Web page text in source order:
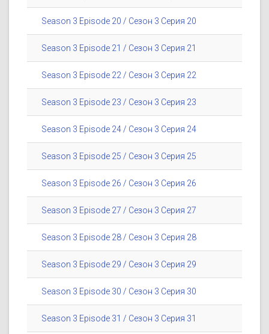
Season 3 Episode 20 / Сезон 3 Серия 20
Season 3 Episode 21 / Сезон 3 Серия 21
Season 3 Episode 22 / Сезон 3 Серия 22
Season 3 Episode 23 / Сезон 3 Серия 23
Season 3 Episode 24 / Сезон 3 Серия 24
Season 3 Episode 25 / Сезон 3 Серия 25
Season 3 Episode 26 / Сезон 3 Серия 26
Season 3 Episode 27 / Сезон 3 Серия 27
Season 3 Episode 28 / Сезон 3 Серия 28
Season 3 Episode 29 / Сезон 3 Серия 29
Season 3 Episode 30 / Сезон 3 Серия 30
Season 3 Episode 31 / Сезон 3 Серия 31